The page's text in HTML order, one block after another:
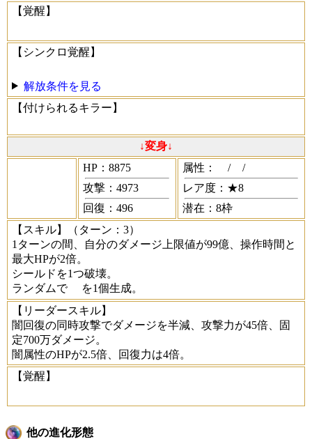
【覚醒】
【シンクロ覚醒】
解放条件を見る
【付けられるキラー】
↓変身↓
HP：8875
攻撃：4973
回復：496
属性： /
/
レア度：★8
潜在：8枠
【スキル】
（ターン：3）
1ターンの間、自分のダメージ上限値が99億、操作時間と
最大HPが2倍。
シールドを1つ破壊。
ランダムで
を1個生成。
【リーダースキル】
闇回復の同時攻撃でダメージを半減、攻撃力が45倍、固
定700万ダメージ。
闇属性のHPが2.5倍、回復力は4倍。
【覚醒】
他の進化形態